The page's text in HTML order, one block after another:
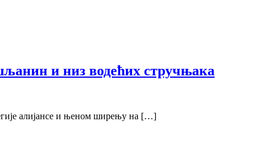
и низ водећих стручњака
алијансе и њеном ширењу на […]